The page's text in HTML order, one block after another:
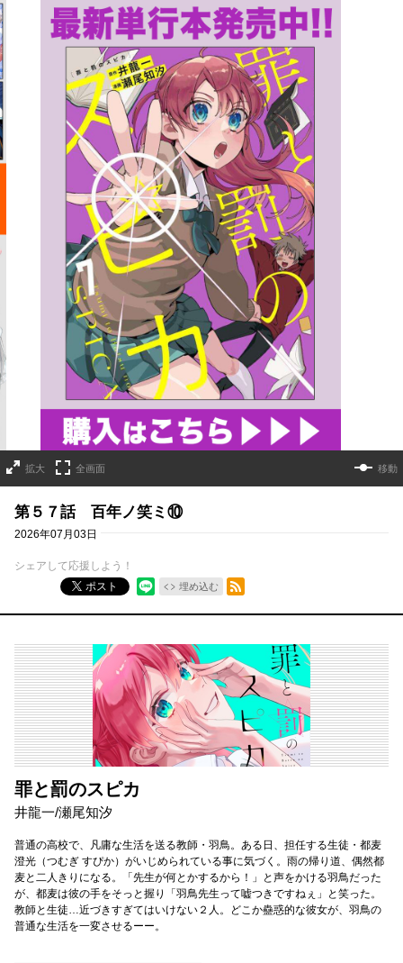
詳細ページへのリンク
拡大 全画面 移動
第５７話 百年ノ笑ミ⑩
2026年07月03日
シェアして応援しよう！
ポスト
埋め込む
RSSフィード
罪と罰のスピカ
井龍一/瀬尾知汐
普通の高校で、凡庸な生活を送る教師・羽鳥。ある日、担任する生徒・都麦
澄光（つむぎ すぴか）がいじめられている事に気づく。雨の帰り道、偶然都
麦と二人きりになる。「先生が何とかするから！」と声をかける羽鳥だった
が、都麦は彼の手をそっと握り「羽鳥先生って嘘つきですねぇ」と笑った。
教師と生徒…近づきすぎてはいけない２人。どこか蠱惑的な彼女が、羽鳥の
普通な生活を一変させるーー。